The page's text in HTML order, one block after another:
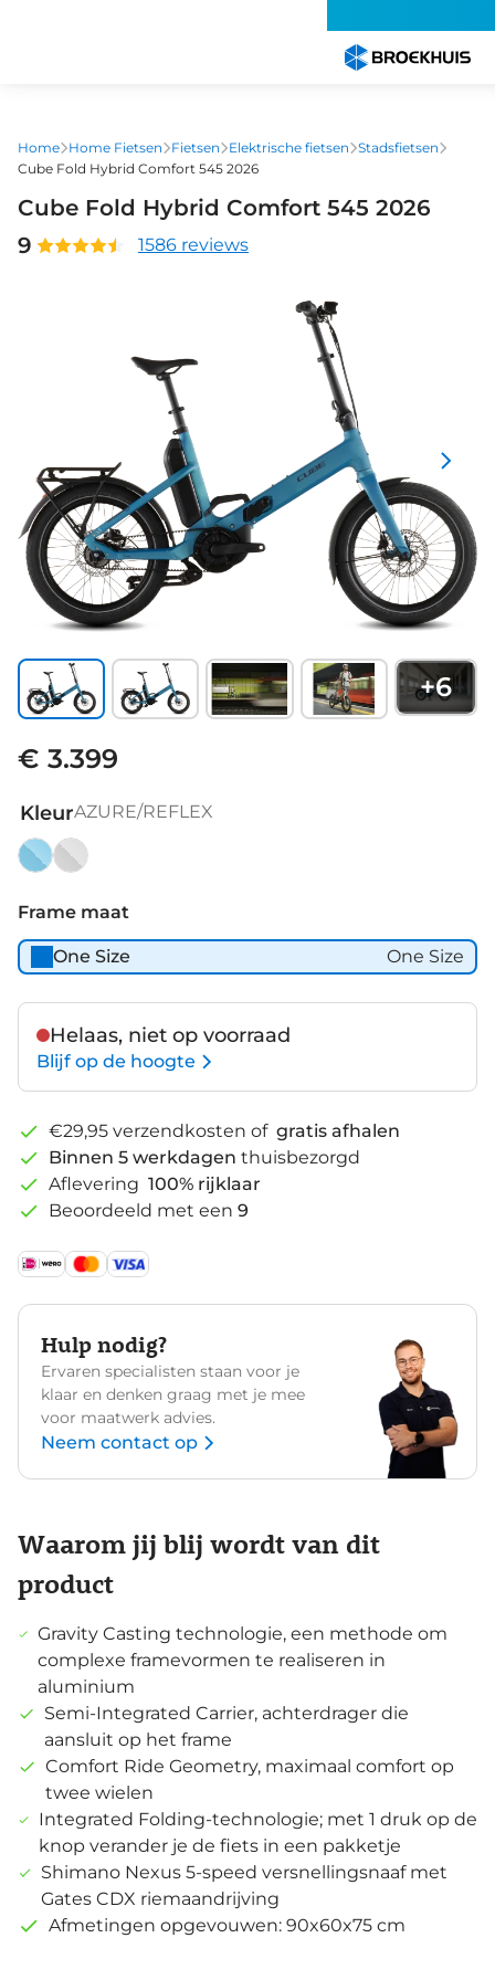
gaan
Home Home Fietsen Fietsen Elektrische fietsen Stadsfietsen
Cube Fold Hybrid Comfort 545 2026
Cube Fold Hybrid Comfort 545 2026
9
1586 reviews
+6
€ 3.399
KleurAZURE/REFLEX
Frame maat
One Size One Size
Helaas, niet op voorraad
Blijf op de hoogte
€29,95 verzendkosten of gratis afhalen
Binnen 5 werkdagen thuisbezorgd
Aflevering 100% rijklaar
Beoordeeld met een 9
Hulp nodig?
Ervaren specialisten staan voor je
klaar en denken graag met je mee
voor maatwerk advies.
Neem contact op
Waarom jij blij wordt van dit
product
Gravity Casting technologie, een methode om
complexe framevormen te realiseren in
aluminium
Semi-Integrated Carrier, achterdrager die
aansluit op het frame
Comfort Ride Geometry, maximaal comfort op
twee wielen
Integrated Folding-technologie; met 1 druk op de
knop verander je de fiets in een pakketje
Shimano Nexus 5-speed versnellingsnaaf met
Gates CDX riemaandrijving
Afmetingen opgevouwen: 90x60x75 cm